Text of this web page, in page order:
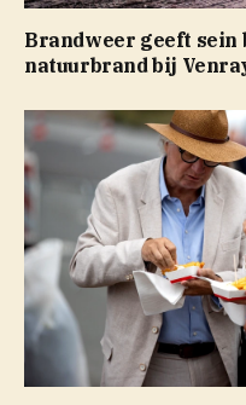
Brandweer geeft sein
natuurbrand bij